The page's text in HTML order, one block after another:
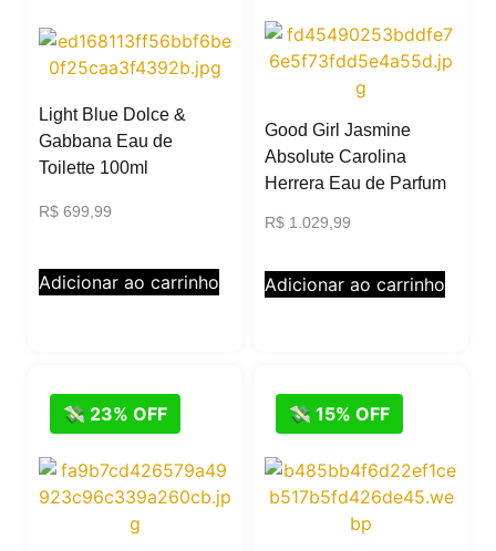
Light Blue Dolce &
Gabbana Eau de
Toilette 100ml
R$ 699,99
Adicionar ao carrinho
Good Girl Jasmine
Absolute Carolina
Herrera Eau de Parfum
R$ 1.029,99
Adicionar ao carrinho
💸 23% OFF 💸 15% OFF